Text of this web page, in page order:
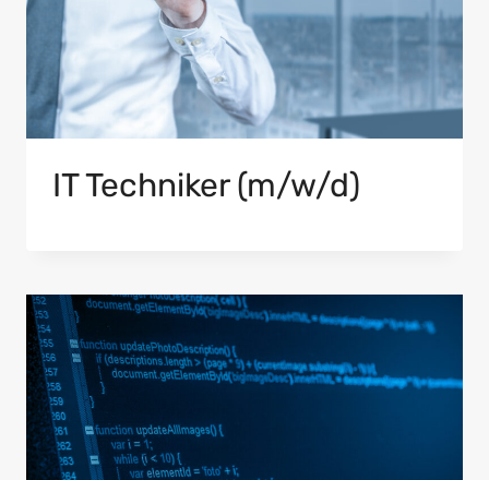
IT Techniker (m/w/d)